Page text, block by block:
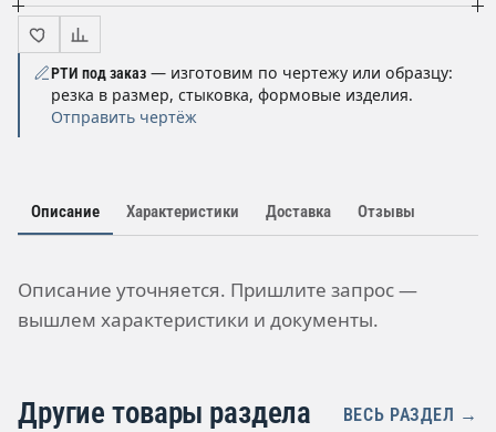
РТИ под заказ — изготовим по чертежу или образцу:
резка в размер, стыковка, формовые изделия.
Отправить чертёж
Описание Характеристики Доставка Отзывы
Описание уточняется. Пришлите запрос —
вышлем характеристики и документы.
Другие товары раздела ВЕСЬ РАЗДЕЛ →